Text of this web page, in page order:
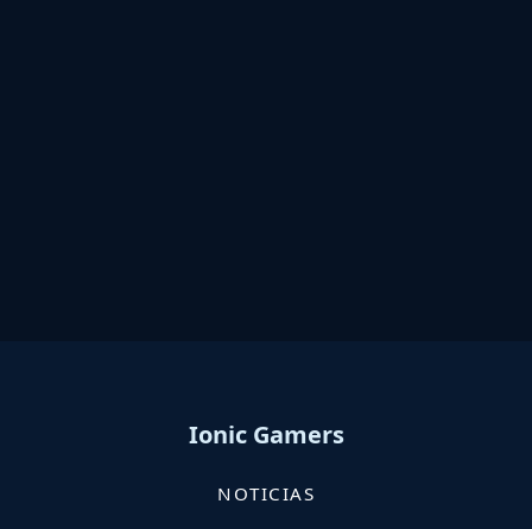
Ionic Gamers
NOTICIAS